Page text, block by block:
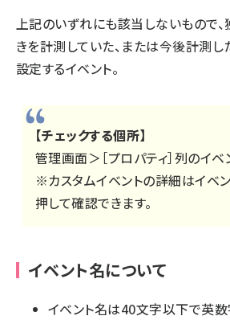
上記のいずれにも該当しないもので
きを計測していた、または今後計測
設定するイベント。
【チェックする個所】
管理画面＞［プロパティ］列のイベ
※カスタムイベントの詳細はイベ
押して確認できます。
イベント名について
イベント名は40文字以下で英数